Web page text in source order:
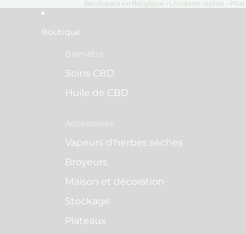
Boutique
Bien-être
Soins CBD
Huile de CBD
Accessoires
Vapeurs d'herbes sèches
Broyeurs
Maison et décoration
Stockage
Plateaux